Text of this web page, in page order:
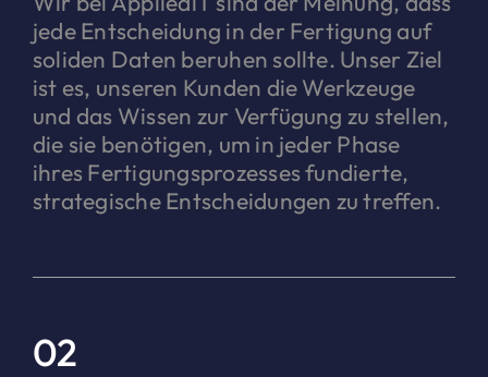
jede Entscheidung in der Fertigung auf
soliden Daten beruhen sollte. Unser Ziel
ist es, unseren Kunden die Werkzeuge
und das Wissen zur Verfügung zu stellen,
die sie benötigen, um in jeder Phase
ihres Fertigungsprozesses fundierte,
strategische Entscheidungen zu treffen.
02